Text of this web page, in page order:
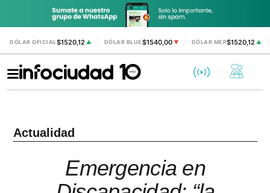
DÓLAR OFICIAL$1520,12 ▲ DÓLAR BLUE$1540,00 ▼ DÓLAR MEP$1520,12 ▲
Actualidad
Emergencia en